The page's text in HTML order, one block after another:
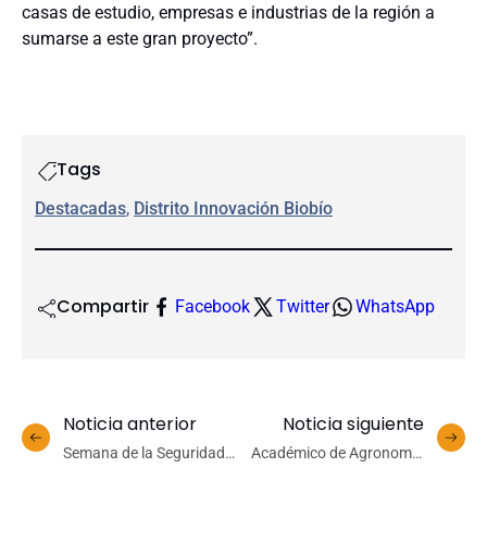
casas de estudio, empresas e industrias de la región a
sumarse a este gran proyecto”.
Tags
Destacadas, Distrito Innovación Biobío
Compartir Facebook Twitter WhatsApp
Noticia anterior
Semana de la Seguridad
Noticia siguiente
Académico de Agronomía